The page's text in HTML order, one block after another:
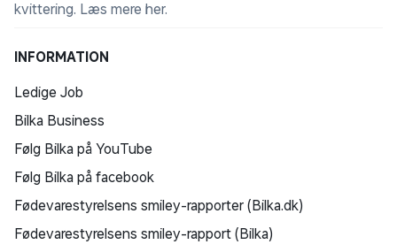
kvittering. Læs mere her.
INFORMATION
Ledige Job
Bilka Business
Følg Bilka på YouTube
Følg Bilka på facebook
Fødevarestyrelsens smiley-rapporter (Bilka.dk)
Fødevarestyrelsens smiley-rapport (Bilka)